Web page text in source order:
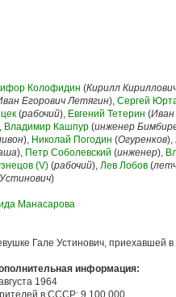
Колофидин (Кирилл
Егорович Летягин), Сергей
(рабочий), Евгений Тетерин (Иван
Владимир Кашпур (инженер
), Николай Погодин (Огуренков),
), Петр Соболевский (инженер),
(V) (рабочий), Лев Лобов (
)
Манасарова
Гале Устинович, приехавшей в
информация:
1964
в СССР: 9 100 000